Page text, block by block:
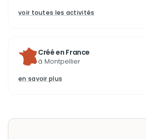
voir toutes les activités
Créé en France
à Montpellier
en savoir plus